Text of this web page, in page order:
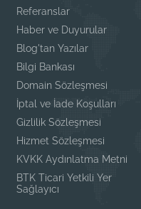
Referanslar
Haber ve Duyurular
Blog'tan Yazılar
Bilgi Bankası
Domain Sözleşmesi
İptal ve İade Koşulları
Gizlilik Sözleşmesi
Hizmet Sözleşmesi
KVKK Aydınlatma Metni
BTK Ticari Yetkili Yer
Sağlayıcı